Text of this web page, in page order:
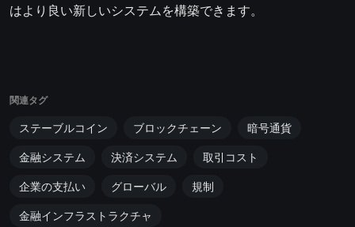
はより良い新しいシステムを構築できます。
関連タグ
ステーブルコイン ブロックチェーン
暗号通貨
金融システム
決済システム
取引コスト
企業の支払い
グローバル
規制
金融インフラストラクチャ